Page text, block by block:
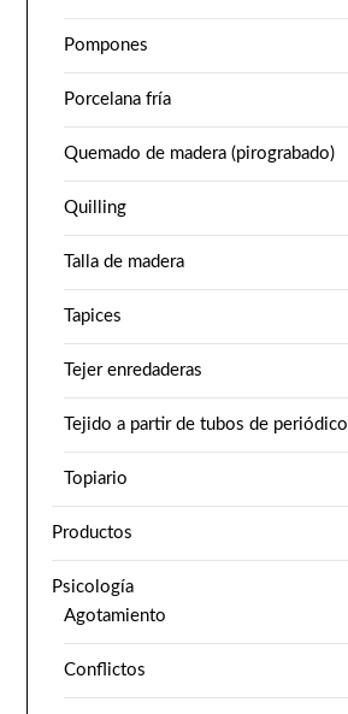
Pompones
Porcelana fría
Quemado de madera (pirograbado)
Quilling
Talla de madera
Tapices
Tejer enredaderas
Tejido a partir de tubos de periódico
Topiario
Productos
Psicología
Agotamiento
Conflictos